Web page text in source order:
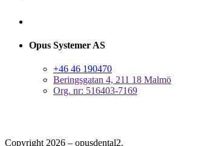
Opus Systemer AS
+46 46 190470
Beringsgatan 4, 211 18 Malmö
Org. nr: 516403-7169
Copyright 2026 – opusdental2.